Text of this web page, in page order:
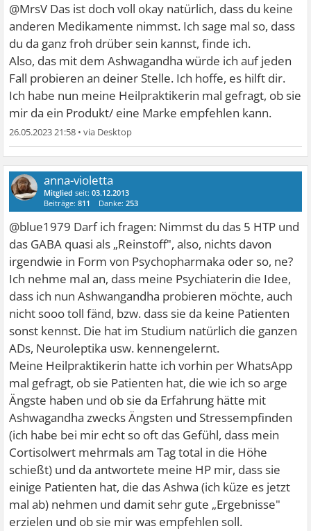
@MrsV Das ist doch voll okay natürlich, dass du keine
anderen Medikamente nimmst. Ich sage mal so, dass
du da ganz froh drüber sein kannst, finde ich.
Also, das mit dem Ashwagandha würde ich auf jeden
Fall probieren an deiner Stelle. Ich hoffe, es hilft dir.
Ich habe nun meine Heilpraktikerin mal gefragt, ob sie
mir da ein Produkt/ eine Marke empfehlen kann.
26.05.2023 21:58 •
anna-violetta
Mitglied seit:03.12.2013
Beiträge:811 Danke:253
@blue1979 Darf ich fragen: Nimmst du das 5 HTP und
das GABA quasi als „Reinstoff", also, nichts davon
irgendwie in Form von Psychopharmaka oder so, ne?
Ich nehme mal an, dass meine Psychiaterin die Idee,
dass ich nun Ashwangandha probieren möchte, auch
nicht sooo toll fänd, bzw. dass sie da keine Patienten
sonst kennst. Die hat im Studium natürlich die ganzen
ADs, Neuroleptika usw. kennengelernt.
Meine Heilpraktikerin hatte ich vorhin per WhatsApp
mal gefragt, ob sie Patienten hat, die wie ich so arge
Ängste haben und ob sie da Erfahrung hätte mit
Ashwagandha zwecks Ängsten und Stressempfinden
(ich habe bei mir echt so oft das Gefühl, dass mein
Cortisolwert mehrmals am Tag total in die Höhe
schießt) und da antwortete meine HP mir, dass sie
einige Patienten hat, die das Ashwa (ich küze es jetzt
mal ab) nehmen und damit sehr gute „Ergebnisse"
erzielen und ob sie mir was empfehlen soll.